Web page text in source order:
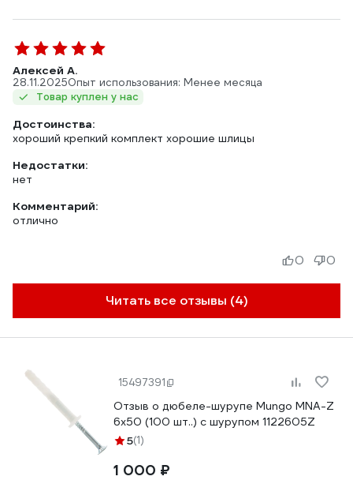
Алексей А.
28.11.2025Опыт использования: Менее месяца
Товар куплен у нас
Достоинства:
хороший крепкий комплект хорошие шлицы
Недостатки:
нет
Комментарий:
отлично
Читать все отзывы (4)
0 0
15497391
Отзыв о дюбеле-шурупе Mungo MNA-Z
6х50 (100 шт..) с шурупом 1122605Z
5(1)
1 000 ₽